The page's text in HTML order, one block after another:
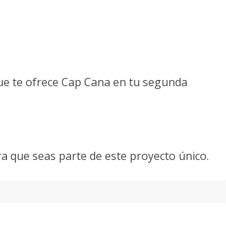
te ofrece Cap Cana en tu segunda
que seas parte de este proyecto único.